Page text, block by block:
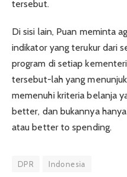
tersebut.
Di sisi lain, Puan meminta
indikator yang terukur dari
program di setiap
tersebut-lah yang
memenuhi kriteria belanja
better, dan bukannya
atau better to spending.
DPR Indonesia